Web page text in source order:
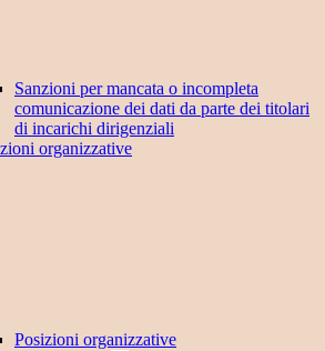
Sanzioni per mancata o incompleta
comunicazione dei dati da parte dei titolari
di incarichi dirigenziali
organizzative
Posizioni organizzative